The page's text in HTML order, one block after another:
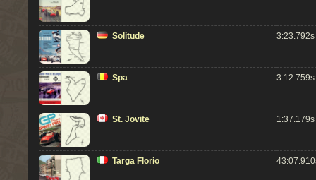
Solitude 3:23.792s
Spa 3:12.759s
St. Jovite 1:37.179s
Targa Florio